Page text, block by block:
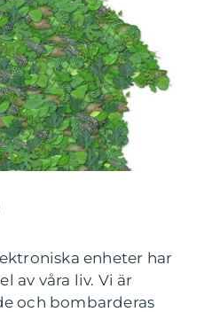
enheter har
av våra liv. Vi är
och bombarderas